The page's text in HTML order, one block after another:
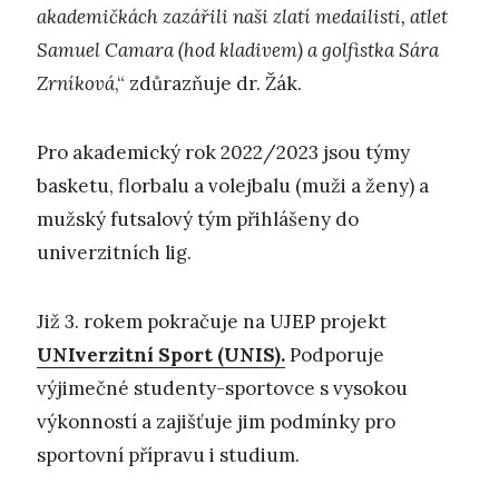
akademičkách zazářili naši zlatí medailisti, atlet
Samuel Camara (hod kladivem) a golfistka Sára
Zrníková,“ zdůrazňuje dr. Žák.
Pro akademický rok 2022/2023 jsou týmy
basketu, florbalu a volejbalu (muži a ženy) a
mužský futsalový tým přihlášeny do
univerzitních lig.
Již 3. rokem pokračuje na UJEP projekt
UNIverzitní Sport (UNIS).Podporuje
výjimečné studenty-sportovce s vysokou
výkonností a zajišťuje jim podmínky pro
sportovní přípravu i studium.